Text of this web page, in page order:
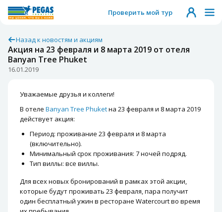
Проверить мой тур
Назад к новостям и акциям
Акция на 23 февраля и 8 марта 2019 от отеля
Banyan Tree Phuket
16.01.2019
Уважаемые друзья и коллеги!
В отеле Banyan Tree Phuketна 23 февраля и 8 марта 2019
действует акция:
Период: проживание 23 февраля и 8 марта
(включительно).
Минимальный срок проживания: 7 ночей подряд.
Тип виллы: все виллы.
Для всех новых бронирований в рамках этой акции,
которые будут проживать 23 февраля, пара получит
один бесплатный ужин в ресторане Watercourt во время